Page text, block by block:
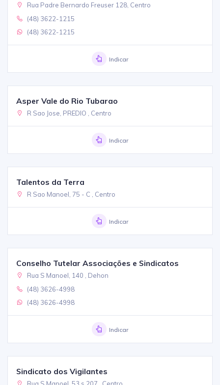
Rua Padre Bernardo Freuser 128, Centro
(48) 3622-1215
(48) 3622-1215
Indicar
Asper Vale do Rio Tubarao
R Sao Jose, PREDIO , Centro
Indicar
Talentos da Terra
R Sao Manoel, 75 - C , Centro
Indicar
Conselho Tutelar Associações e Sindicatos
Rua S Manoel, 140 , Dehon
(48) 3626-4998
(48) 3626-4998
Indicar
Sindicato dos Vigilantes